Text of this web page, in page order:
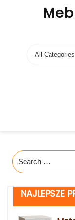
Search
Search
for:
NAJLEPSZE